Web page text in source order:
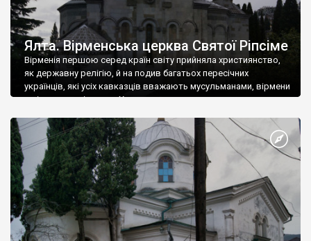
Ялта. Вірменська церква Святої Ріпсіме
Вірменія першою серед країн світу прийняла християнство,
як державну релігію, й на подив багатьох пересічних
українців, які усіх кавказців вважають мусульманами, вірмени
є відданими вірянами Христа